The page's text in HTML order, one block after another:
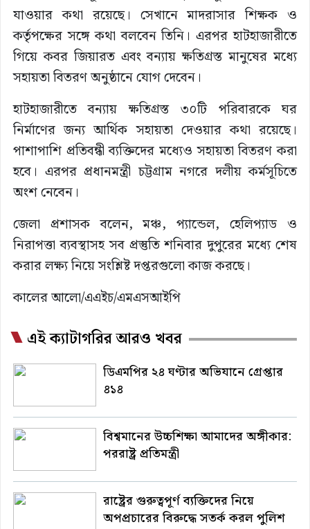
যাওয়ার কথা রয়েছে। সেখানে মাদরাসার শিক্ষক ও
কর্তৃপক্ষের সঙ্গে কথা বলবেন তিনি। এরপর হাটহাজারীতে
গিয়ে কবর জিয়ারত এবং বন্যায় ক্ষতিগ্রস্ত মানুষের মধ্যে
সহায়তা বিতরণ অনুষ্ঠানে যোগ দেবেন।
হাটহাজারীতে বন্যায় ক্ষতিগ্রস্ত ৩০টি পরিবারকে ঘর
নির্মাণের জন্য আর্থিক সহায়তা দেওয়ার কথা রয়েছে।
পাশাপাশি প্রতিবন্ধী ব্যক্তিদের মধ্যেও সহায়তা বিতরণ করা
হবে। এরপর প্রধানমন্ত্রী চট্টগ্রাম নগরে দলীয় কর্মসূচিতে
অংশ নেবেন।
জেলা প্রশাসক বলেন, মঞ্চ, প্যান্ডেল, হেলিপ্যাড ও
নিরাপত্তা ব্যবস্থাসহ সব প্রস্তুতি শনিবার দুপুরের মধ্যে শেষ
করার লক্ষ্য নিয়ে সংশ্লিষ্ট দপ্তরগুলো কাজ করছে।
কালের আলো/এএইচ/এমএসআইপি
এই ক্যাটাগরির আরও খবর
ডিএমপির ২৪ ঘণ্টার অভিযানে গ্রেপ্তার
৪১৪
বিশ্বমানের উচ্চশিক্ষা আমাদের অঙ্গীকার:
পররাষ্ট্র প্রতিমন্ত্রী
রাষ্ট্রের গুরুত্বপূর্ণ ব্যক্তিদের নিয়ে
অপপ্রচারের বিরুদ্ধে সতর্ক করল পুলিশ